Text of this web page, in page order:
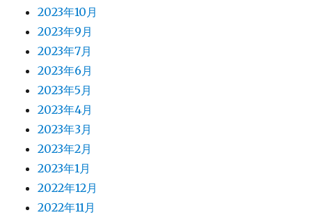
2023年10月
2023年9月
2023年7月
2023年6月
2023年5月
2023年4月
2023年3月
2023年2月
2023年1月
2022年12月
2022年11月